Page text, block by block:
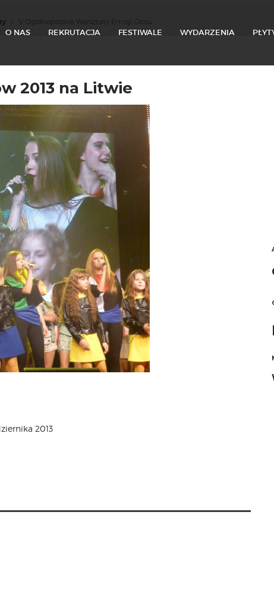
O NAS REKRUTACJA FESTIWALE WYDARZENIA
V Ogólnopolskie Warsztaty Emisji Głosu
2013 na Litwie
2013